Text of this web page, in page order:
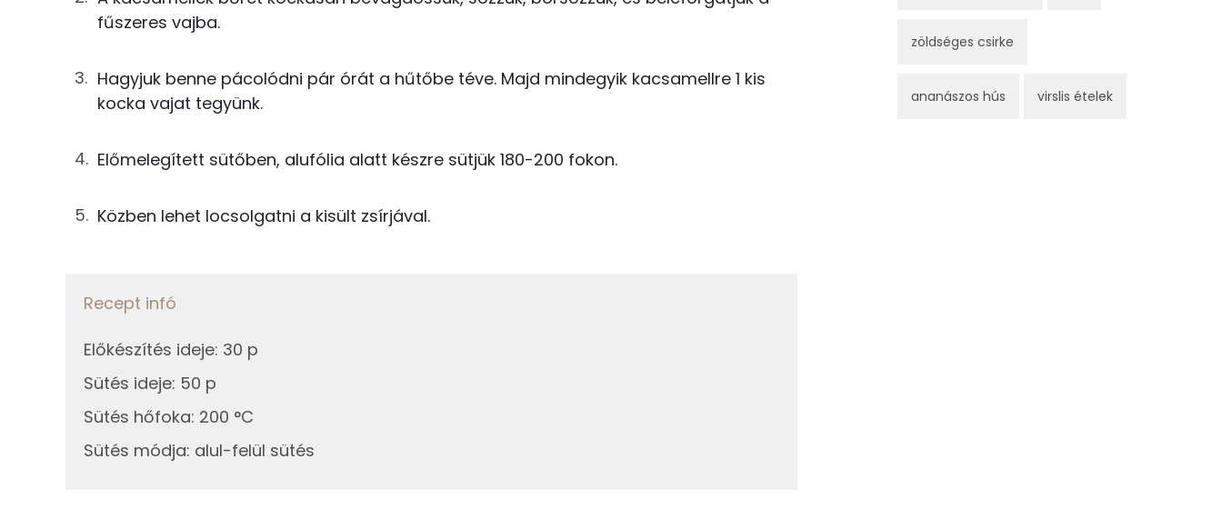
0gbabérlevél
0 kcal
17g
fekete bors
Nátrium
Magnézium
Szelén
C vitamin:
E vitamin:
Összesen
Zsír
Összesen
Telített zsírsav
fűszeres vajba.
Hagyjuk benne pácolódni pár órát a hűtőbe téve. Majd mindegyik kacsamellre 1 kis
kocka vajat tegyünk.
Előmelegített sütőben, alufólia alatt készre sütjük 180-200 fokon.
Közben lehet locsolgatni a kisült zsírjával.
Recept infó
Előkészítés ideje: 30 p
Sütés ideje: 50 p
Sütés hőfoka: 200 °C
Sütés módja: alul-felül sütés
zöldséges csirke
ananászos hús virslis ételek